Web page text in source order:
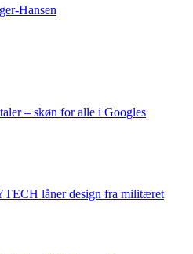
Hansen
– skøn for alle i Googles
låner design fra militæret